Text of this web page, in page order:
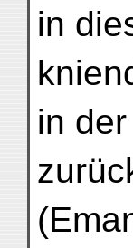
in
in